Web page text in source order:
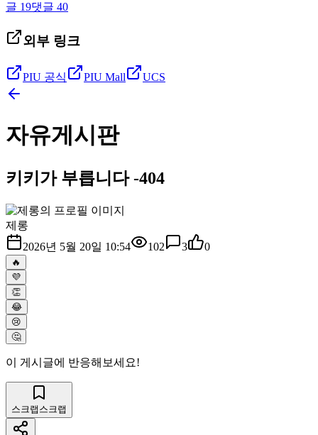
글 19댓글 40
외부 링크
PIU 공식 PIU Mall UCS
자유게시판
키키가 부릅니다 -404
제롱
2026년 5월 20일 10:54
102 3 0
🔥
💜
👏
😂
😢
🤔
이 게시글에 반응해보세요!
스크랩 스크랩